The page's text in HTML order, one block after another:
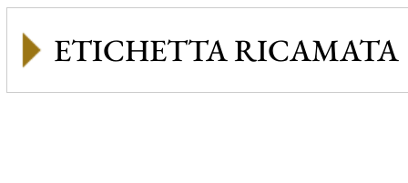
ETICHETTA RICAMATA